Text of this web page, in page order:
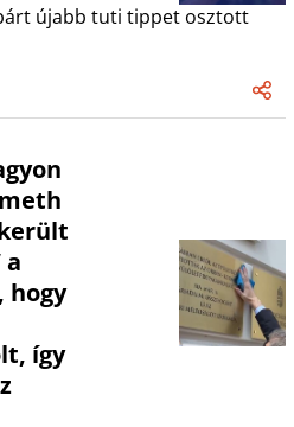
újabb tuti tippet osztott
a
hogy
így